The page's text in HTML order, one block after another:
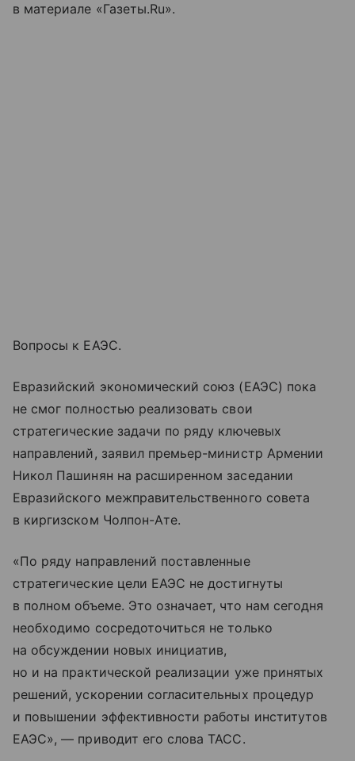
в материале «Газеты.Ru».
Вопросы к ЕАЭС.
Евразийский экономический союз (ЕАЭС) пока
не смог полностью реализовать свои
стратегические задачи по ряду ключевых
направлений, заявил премьер-министр Армении
Никол Пашинян на расширенном заседании
Евразийского межправительственного совета
в киргизском Чолпон-Ате.
«По ряду направлений поставленные
стратегические цели ЕАЭС не достигнуты
в полном объеме. Это означает, что нам сегодня
необходимо сосредоточиться не только
на обсуждении новых инициатив,
но и на практической реализации уже принятых
решений, ускорении согласительных процедур
и повышении эффективности работы институтов
ЕАЭС», — приводит его слова ТАСС.